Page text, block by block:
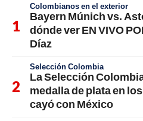
Colombianos en el exterior
Bayern Múnich vs.
dónde ver EN VIVO
Díaz
Selección Colombia
La Selección
medalla de plata en
cayó con México